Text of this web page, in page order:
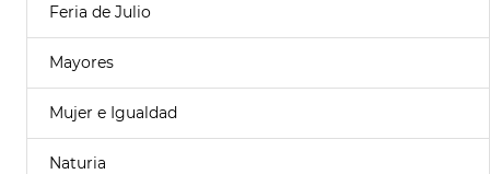
Feria de Julio
Mayores
Mujer e Igualdad
Naturia